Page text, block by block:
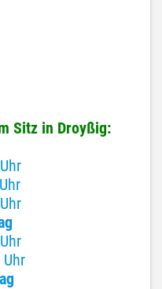
Sitz in Droyßig: